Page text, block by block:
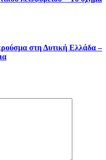
στη Δυτική Ελλάδα –